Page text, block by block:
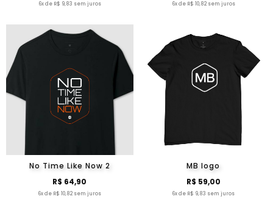
6x de R$ 9,83 sem juros 6x de R$ 10,82 sem juros
No Time Like Now 2
R$ 64,90
6x de R$ 10,82 sem juros
MB logo
R$ 59,00
6x de R$ 9,83 sem juros